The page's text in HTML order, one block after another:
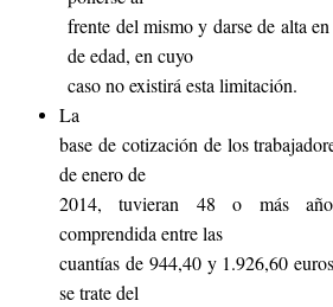
frente del mismo y darse de alta
de edad, en cuyo
caso no existirá esta limitación.
La
base de cotización de los
de enero de
2014, tuvieran 48 o más
comprendida entre las
cuantías de 944,40 y 1.926,60
se trate del